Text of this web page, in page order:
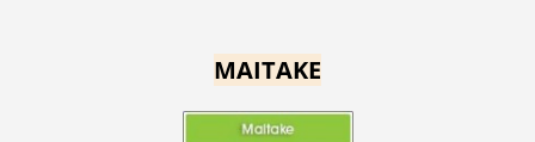
MAITAKE